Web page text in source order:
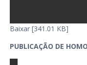
Baixar [341.01 KB]
PUBLICAÇÃO DE